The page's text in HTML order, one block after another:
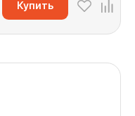
Купить